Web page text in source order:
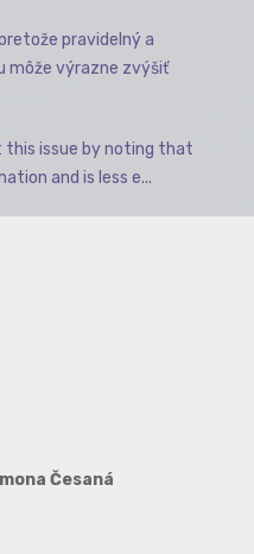
pravidelný a
môže výrazne zvýšiť
issue by noting that
and is less e...
Česaná